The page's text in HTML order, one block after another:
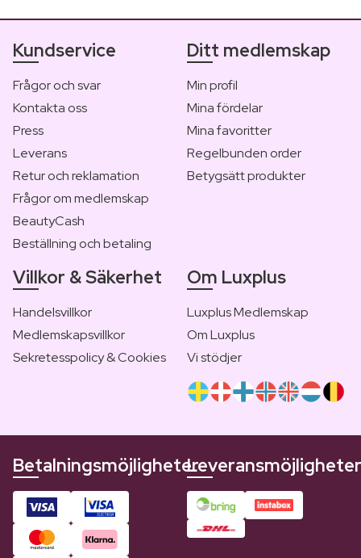
Kundservice
Frågor och svar
Kontakta oss
Press
Leverans
Retur och reklamation
Frågor om medlemskap
BeautyCash
Beställning och betaling
Ditt medlemskap
Min profil
Mina fördelar
Mina favoritter
Regelbunden order
Betygsätt produkter
Villkor & Säkerhet
Handelsvillkor
Medlemskapsvillkor
Sekretesspolicy & Cookies
Om Luxplus
Luxplus Medlemskap
Om Luxplus
Vi stödjer
BetalningsmöjligheterLeveransmöjligheter